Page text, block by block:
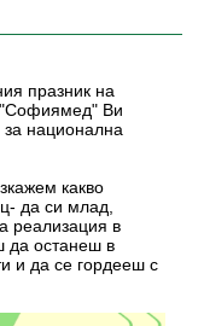
празник на
"Софиямед" Ви
национална
какво
да си млад,
реализация в
да останеш в
и да се гордееш с